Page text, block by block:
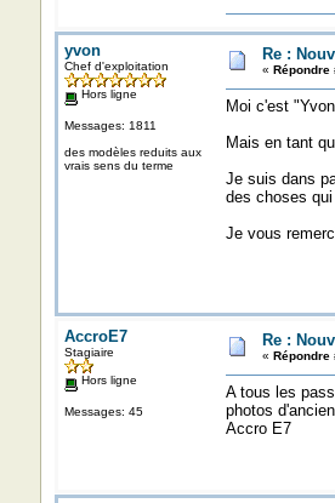
yvon
Chef d'exploitation
Hors ligne
Messages: 1811
des modèles reduits aux
vrais sens du terme
Re :
« Répondre
Moi c'est
Mais en tant
Je suis dans
des choses
Je vous
AccroE7
Stagiaire
Hors ligne
Messages: 45
Re :
« Répondre
A tous les
photos
Accro E7